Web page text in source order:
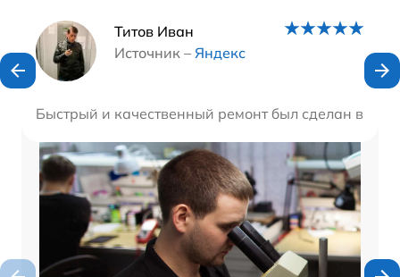
Титов Иван
Источник – Яндекс
Быстрый и качественный ремонт был сделан в
Наши мастера